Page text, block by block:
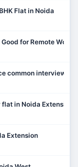
Flat in Noida
for Remote Work?
common interview
in Noida Extension?
Extension